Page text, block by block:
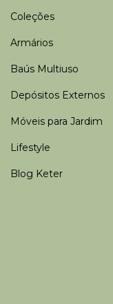
Coleções
Armários
Baús Multiuso
Depósitos Externos
Móveis para Jardim
Lifestyle
Blog Keter